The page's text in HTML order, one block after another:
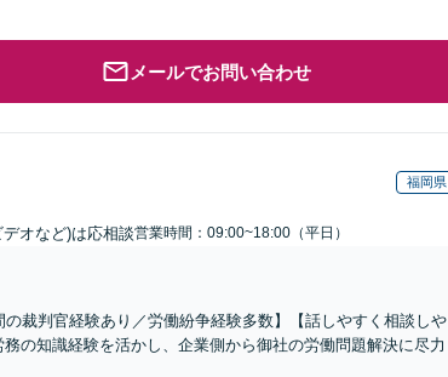
メールでお問い合わせ
福岡県
オなど)は応相談営業時間：09:00~18:00（平日）
裁判官経験あり／労働紛争経験多数】【話しやすく相談しや
の知識経験を活かし、企業側から御社の労働問題解決に尽力